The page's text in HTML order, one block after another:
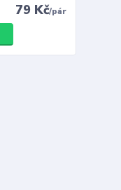
79 Kč/pár